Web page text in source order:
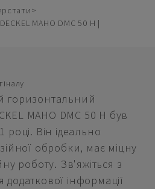
MAHO DMC 50 H |
горизонтальний
MAHO DMC 50 H був
Він ідеально
обробки, має міцну
роботу. Зв'яжіться з
інформації